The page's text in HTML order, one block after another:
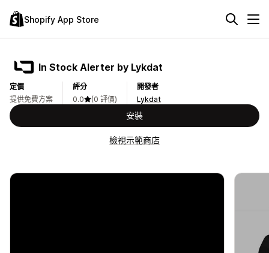
Shopify App Store
In Stock Alerter by Lykdat
定價
提供免費方案
評分
0.0
(0 評價)
開發者
Lykdat
安裝
檢視示範商店